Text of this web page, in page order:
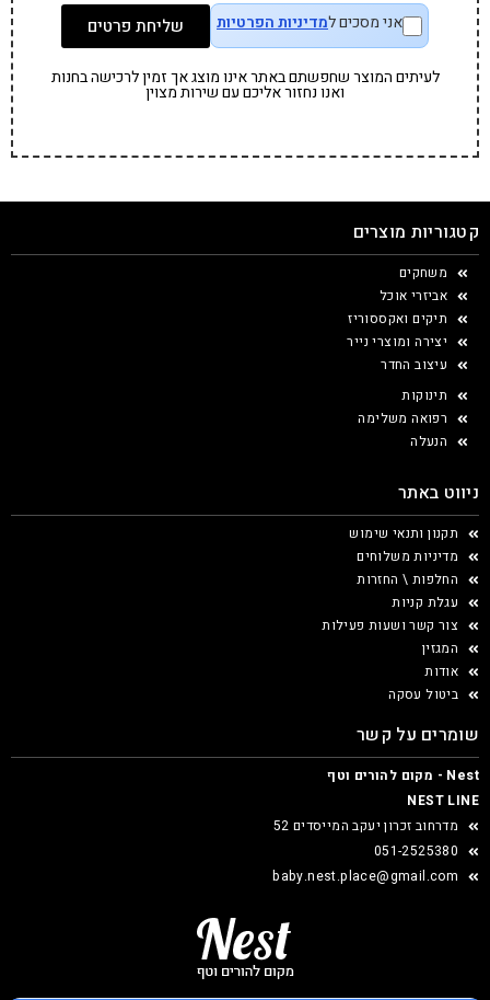
אני מסכים למדיניות הפרטיות שליחת פרטים
לעיתים המוצר שחפשתם באתר אינו מוצג אך זמין לרכישה בחנות
ואנו נחזור אליכם עם שירות מצוין
קטגוריות מוצרים
משחקים
אביזרי אוכל
תיקים ואקססוריז
יצירה ומוצרי נייר
עיצוב החדר
תינוקות
רפואה משלימה
הנעלה
ניווט באתר
תקנון ותנאי שימוש
מדיניות משלוחים
החלפות \ החזרות
עגלת קניות
צור קשר ושעות פעילות
המגזין
אודות
ביטול עסקה
שומרים על קשר
Nest - מקום להורים וטף
NEST LINE
מדרחוב זכרון יעקב המייסדים 52
051-2525380
baby.nest.place@gmail.com